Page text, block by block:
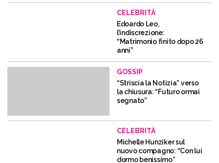
CELEBRITÀ
Edoardo Leo,
l’indiscrezione:
“Matrimonio finito dopo 26
anni”
GOSSIP
“Striscia la Notizia” verso
la chiusura: “Futuro ormai
segnato”
CELEBRITÀ
Michelle Hunziker sul
nuovo compagno: “Con lui
dormo benissimo”